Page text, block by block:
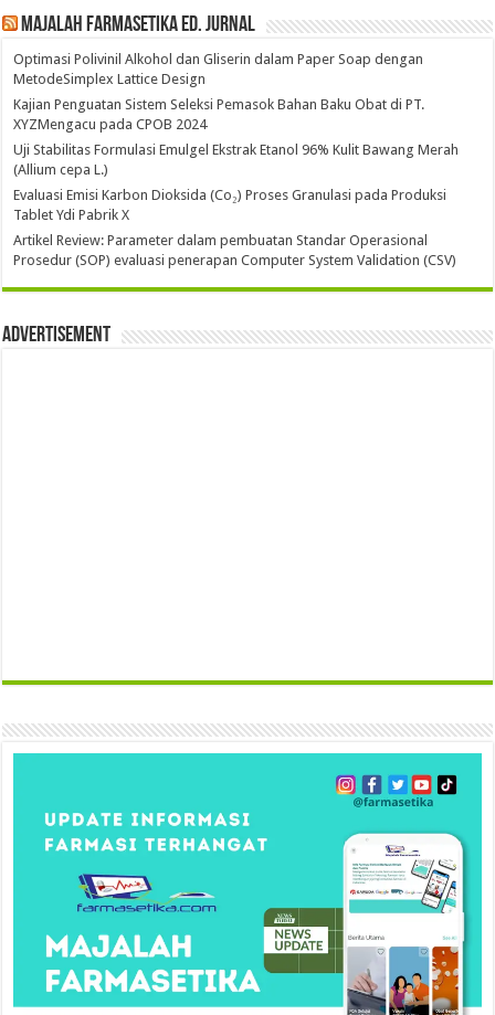
Majalah Farmasetika Ed. Jurnal
Optimasi Polivinil Alkohol dan Gliserin dalam Paper Soap dengan
MetodeSimplex Lattice Design
Kajian Penguatan Sistem Seleksi Pemasok Bahan Baku Obat di PT.
XYZMengacu pada CPOB 2024
Uji Stabilitas Formulasi Emulgel Ekstrak Etanol 96% Kulit Bawang Merah
(Allium cepa L.)
Evaluasi Emisi Karbon Dioksida (Co₂) Proses Granulasi pada Produksi
Tablet Ydi Pabrik X
Artikel Review: Parameter dalam pembuatan Standar Operasional
Prosedur (SOP) evaluasi penerapan Computer System Validation (CSV)
Advertisement